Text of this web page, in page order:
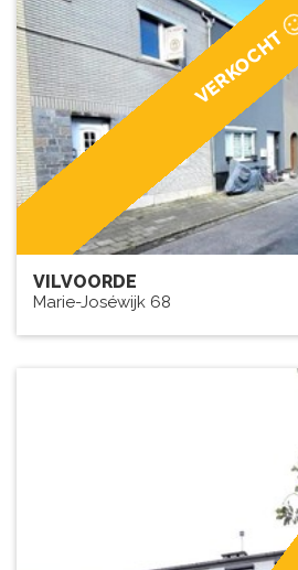
VERKOCHT
VILVOORDE
Marie-Joséwijk 68